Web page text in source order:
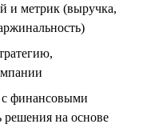
и метрик (выручка,
финансовыми
решения на основе